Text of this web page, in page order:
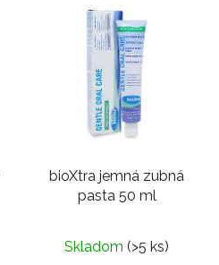
bioXtra jemná zubná
pasta 50 ml
hodnotenie
Skladom (>5 ks)